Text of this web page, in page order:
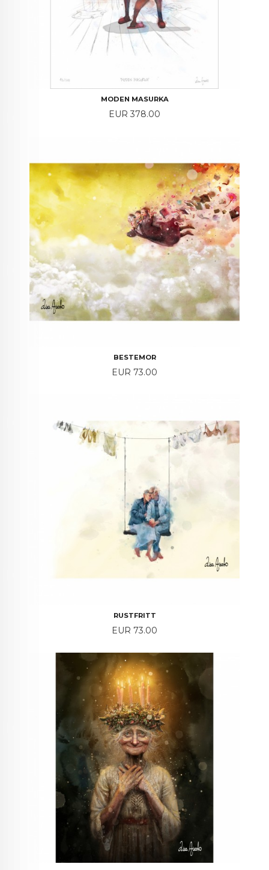
MODEN MASURKA
Price
EUR 378.00
BESTEMOR
Price
EUR 73.00
RUSTFRITT
Price
EUR 73.00